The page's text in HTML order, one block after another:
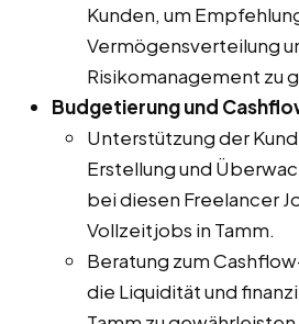
Kunden, um
Vermögensverteilung
Risikomanagement zu
Budgetierung und
Unterstützung der
Erstellung und
bei diesen Freelancer
Vollzeitjobs in Tamm.
Beratung zum
die Liquidität und